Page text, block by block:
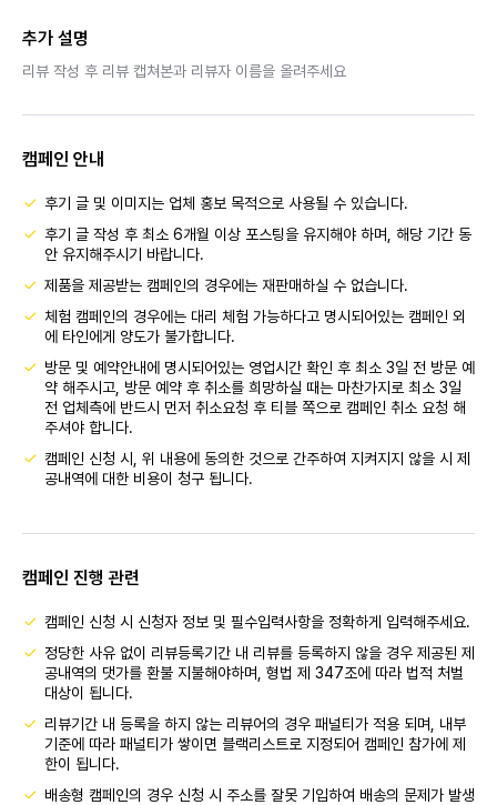
추가 설명
리뷰 작성 후 리뷰 캡쳐본과 리뷰자 이름을 올려주세요
캠페인 안내
후기 글 및 이미지는 업체 홍보 목적으로 사용될 수 있습니다.
후기 글 작성 후 최소 6개월 이상 포스팅을 유지해야 하며, 해당 기간 동
안 유지해주시기 바랍니다.
제품을 제공받는 캠페인의 경우에는 재판매하실 수 없습니다.
체험 캠페인의 경우에는 대리 체험 가능하다고 명시되어있는 캠페인 외
에 타인에게 양도가 불가합니다.
방문 및 예약안내에 명시되어있는 영업시간 확인 후 최소 3일 전 방문 예
약 해주시고, 방문 예약 후 취소를 희망하실 때는 마찬가지로 최소 3일
전 업체측에 반드시 먼저 취소요청 후 티블 쪽으로 캠페인 취소 요청 해
주셔야 합니다.
캠페인 신청 시, 위 내용에 동의한 것으로 간주하여 지켜지지 않을 시 제
공내역에 대한 비용이 청구 됩니다.
캠페인 진행 관련
캠페인 신청 시 신청자 정보 및 필수입력사항을 정확하게 입력해주세요.
정당한 사유 없이 리뷰등록기간 내 리뷰를 등록하지 않을 경우 제공된 제
공내역의 댓가를 환불 지불해야하며, 형법 제 347조에 따라 법적 처벌
대상이 됩니다.
리뷰기간 내 등록을 하지 않는 리뷰어의 경우 패널티가 적용 되며, 내부
기준에 따라 패널티가 쌓이면 블랙리스트로 지정되어 캠페인 참가에 제
한이 됩니다.
배송형 캠페인의 경우 신청 시 주소를 잘못 기입하여 배송의 문제가 발생